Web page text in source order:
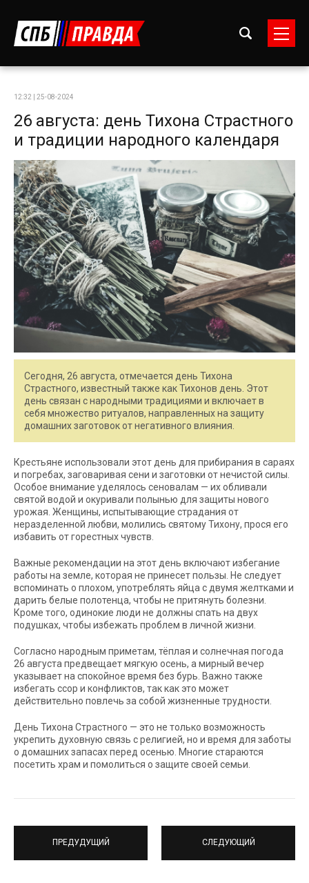
12:32 | 25-08-2024
26 августа: день Тихона Страстного
и традиции народного календаря
Сегодня, 26 августа, отмечается день Тихона
Страстного, известный также как Тихонов день. Этот
день связан с народными традициями и включает в
себя множество ритуалов, направленных на защиту
домашних заготовок от негативного влияния.
Крестьяне использовали этот день для прибирания в сараях
и погребах, заговаривая сени и заготовки от нечистой силы.
Особое внимание уделялось сеновалам — их обливали
святой водой и окуривали полынью для защиты нового
урожая. Женщины, испытывающие страдания от
неразделенной любви, молились святому Тихону, прося его
избавить от горестных чувств.
Важные рекомендации на этот день включают избегание
работы на земле, которая не принесет пользы. Не следует
вспоминать о плохом, употреблять яйца с двумя желтками и
дарить белые полотенца, чтобы не притянуть болезни.
Кроме того, одинокие люди не должны спать на двух
подушках, чтобы избежать проблем в личной жизни.
Согласно народным приметам, тёплая и солнечная погода
26 августа предвещает мягкую осень, а мирный вечер
указывает на спокойное время без бурь. Важно также
избегать ссор и конфликтов, так как это может
действительно повлечь за собой жизненные трудности.
День Тихона Страстного — это не только возможность
укрепить духовную связь с религией, но и время для заботы
о домашних запасах перед осенью. Многие стараются
посетить храм и помолиться о защите своей семьи.
ПРЕДУДУЩИЙ СЛЕДУЮЩИЙ